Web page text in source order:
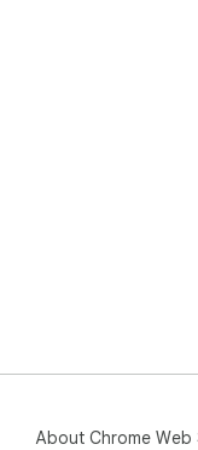
About Chrome Web